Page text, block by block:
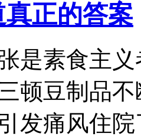
正的答案
是素食主
三顿豆制品
发痛风住